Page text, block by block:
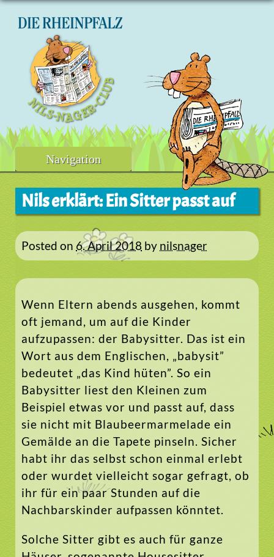
Skip
Navigation
Nils erklärt: Ein Sitter passt auf
Posted on 6. April 2018 by nilsnager
Wenn Eltern abends ausgehen, kommt
oft jemand, um auf die Kinder
aufzupassen: der Babysitter. Das ist ein
Wort aus dem Englischen, „babysit”
bedeutet „das Kind hüten”. So ein
Babysitter liest den Kleinen zum
Beispiel etwas vor und passt auf, dass
sie nicht mit Blaubeermarmelade ein
Gemälde an die Tapete pinseln. Sicher
habt ihr das selbst schon einmal erlebt
oder wurdet vielleicht sogar gefragt, ob
ihr für ein paar Stunden auf die
Nachbarskinder aufpassen könntet.
Solche Sitter gibt es auch für ganze